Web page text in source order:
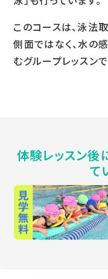
このコースは、泳法
側面ではなく、水の
むグループレッスンで
体験レッスン後
て